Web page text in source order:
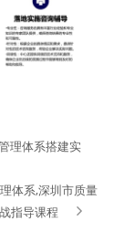
理体系搭建实
体系,深圳市质量
指导课程